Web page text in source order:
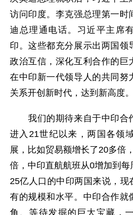
访问印度。李克强总理第一时
迪总理通电话。习近平主席
印。这些都充分展示出两国领
政治互信，深化互利合作的巨
在中印新一代领导人的共同努
关系开创新时代，达到新高度。
我们的期待来自于中印合
进入21世纪以来，两国各领
展，比如贸易额增长了20多倍
倍，中印直航航班从0增加到
25亿人口的中印两国来说，现
有的规模和水平。中印合作就
角、等待发掘的巨大宝藏，